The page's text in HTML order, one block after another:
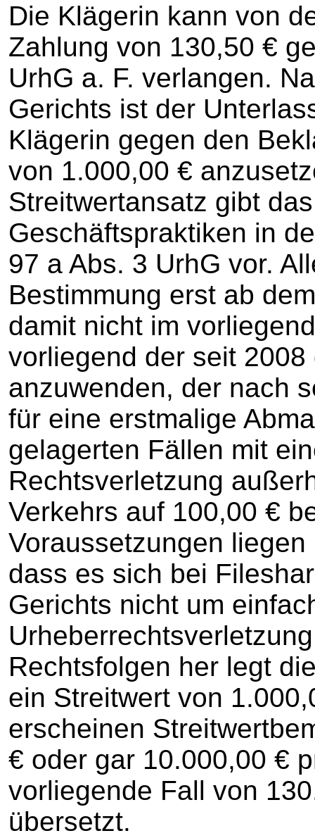
Die Klägerin kann von
Zahlung von 130,50 €
UrhG a. F. verlangen.
Gerichts ist der
Klägerin gegen den
von 1.000,00 €
Streitwertansatz gibt
Geschäftspraktiken in
97 a Abs. 3 UrhG vor.
Bestimmung erst ab
damit nicht im
vorliegend der seit
anzuwenden, der nach
für eine erstmalige
gelagerten Fällen mit
Rechtsverletzung
Verkehrs auf 100,00 €
Voraussetzungen
dass es sich bei
Gerichts nicht um
Rechtsfolgen her legt
ein Streitwert von
erscheinen
€ oder gar 10.000,00 €
vorliegende Fall von
übersetzt.